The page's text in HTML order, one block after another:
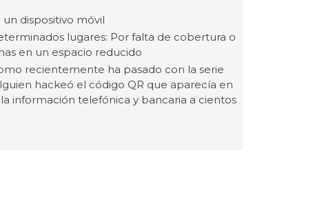
dispositivo móvil
lugares: Por falta de cobertura o
en un espacio reducido
recientemente ha pasado con la serie
hackeó el código QR que aparecía en
información telefónica y bancaria a cientos